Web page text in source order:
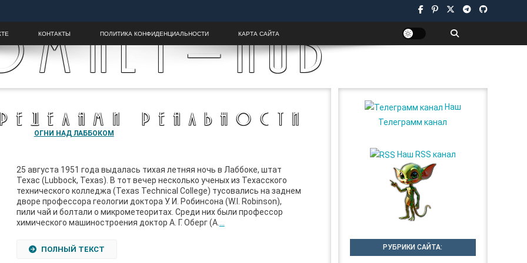
HUB
РЕАЛЬНОСТИ
КОНТАКТЫ ПОЛИТИКА КОНФИДЕНЦИАЛЬНОСТИ КАРТА САЙТА
ОГНИ НАД ЛАББОКОМ
25 августа 1951 года выдалась тихая летняя ночь в Лаббоке, штат
Техас (Lubbock, Texas). В тот вечер несколько ученых из Техасского
технического колледжа (Texas Technical College) тусовались на заднем
дворе профессора геологии доктора У. И. Робинсона (W.I. Robinson),
пили чай и болтали о микрометеоритах. Среди них были профессор
химического машиностроения доктор А. Г. Оберг (A.
ПОЛНЫЙ ТЕКСТ
Наш
Телеграмм канал
Наш RSS канал
РУБРИКИ САЙТА: